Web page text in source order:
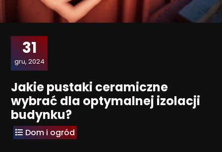
31
gru, 2024
Jakie pustaki ceramiczne
wybrać dla optymalnej izolacji
budynku?
Dom i ogród